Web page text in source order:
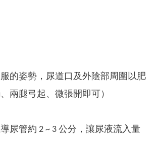
的姿勢，尿道口及外陰部周圍以肥
兩腿弓起、微張開即可）
尿管約 2 ~ 3 公分，讓尿液流入量